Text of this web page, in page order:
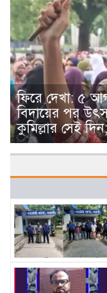
ফিরে দেখা: ৫
বিদায়ের পর
কুমিল্লার সেই দিন;